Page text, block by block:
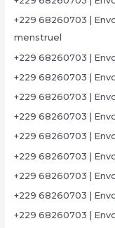
+229 68260703 |
menstruel
+229 68260703 |
+229 68260703 |
+229 68260703 |
+229 68260703 |
+229 68260703 |
+229 68260703 |
+229 68260703 |
+229 68260703 |
+229 68260703 |